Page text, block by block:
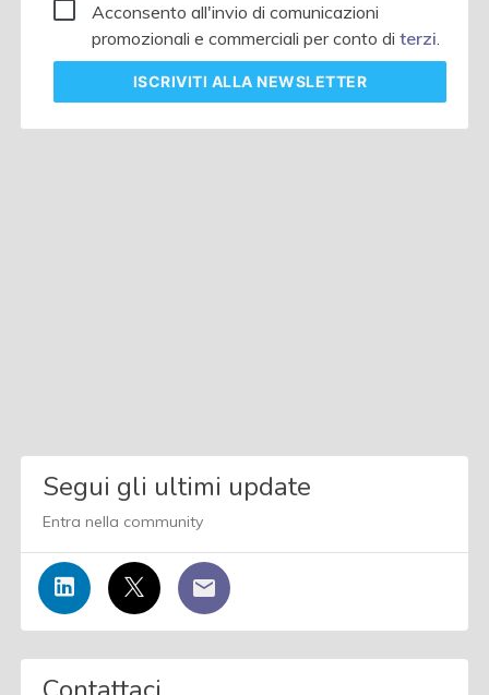
Acconsento all'invio di comunicazioni
promozionali e commerciali per conto diterzi.
ISCRIVITI ALLA NEWSLETTER
Segui gli ultimi update
Entra nella community